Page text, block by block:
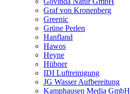
Graf von Kronenberg
Greenic
Grüne Perlen
Hanfland
Hawos
Heyne
Hübner
IDI Luftreinigung
JG Wasser Aufbereitung
Kamphausen Media GmbH